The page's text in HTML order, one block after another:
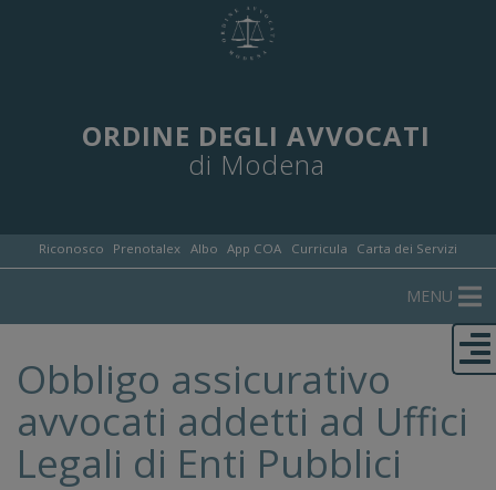
ORDINE DEGLI AVVOCATI
di Modena
Riconosco Prenotalex Albo App COA Curricula Carta dei Servizi
MENU
Obbligo assicurativo
avvocati addetti ad Uffici
Legali di Enti Pubblici